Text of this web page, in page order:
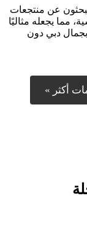
يبحثون عن منتجعات
مما يجعله مثاليًا
بجمال دبي دون
أكثر »